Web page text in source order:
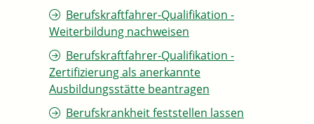
Berufskraftfahrer-Qualifikation -
Weiterbildung nachweisen
Berufskraftfahrer-Qualifikation -
Zertifizierung als anerkannte
Ausbildungsstätte beantragen
Berufskrankheit feststellen lassen